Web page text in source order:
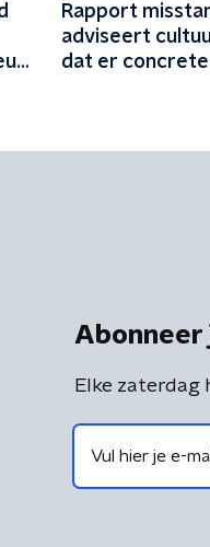
Rapport
adviseert
dat er concrete
Abonneer
Elke zaterdag